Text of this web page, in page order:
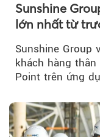
Sunshine
lớn nhất từ
NobleX Point
Sunshine Group
khách hàng
Point trên ứng